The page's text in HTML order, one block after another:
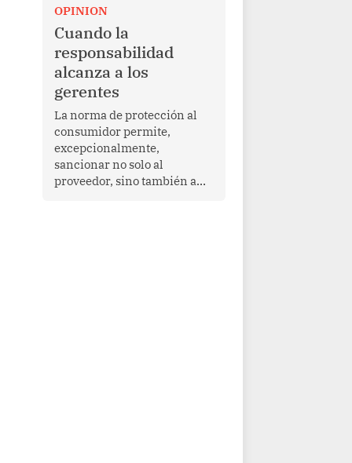
Más allá de su dimensión
religiosa, esta gira
representa una oportunidad
para reafirmar el valor del
diálogo, fortalecer los
vínculos entre los pueblos y
proyectar una imagen de
cooperación en una región
que enfrenta desafíos en
materia de desarrollo,
cohesión social y
gobernabilidad.
OPINION
Cuando la
responsabilidad
alcanza a los
gerentes
La norma de protección al
consumidor permite,
excepcionalmente,
sancionar no solo al
proveedor, sino también a